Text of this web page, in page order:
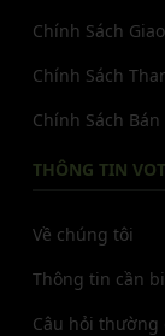
Chính Sách
Chính Sách
Chính Sách Bán
THÔNG TIN
Về chúng tôi
Thông tin cần
Câu hỏi thường